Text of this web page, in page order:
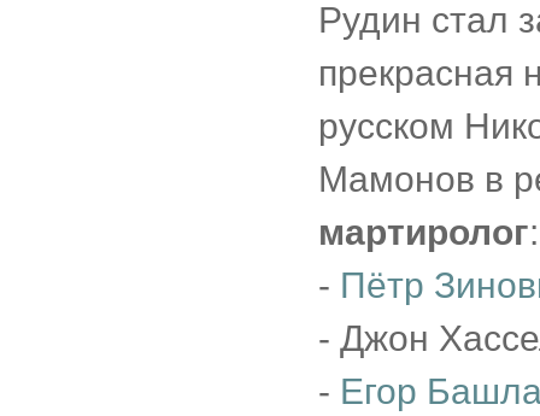
Рудин стал
прекрасная
русском
Мамонов в
мартиролог:
- Пётр
- Джон
- Егор